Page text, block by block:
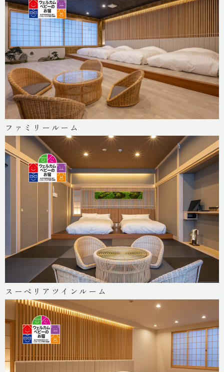
一泊一人
15,000円 ~
三原庭園 緑屋
一泊一人
8,800円 ~
緑屋について
湯村温泉 緑屋 最新情報
English 简体中文 繁體中文 한국어
ファミリールーム
スーペリアツインルーム